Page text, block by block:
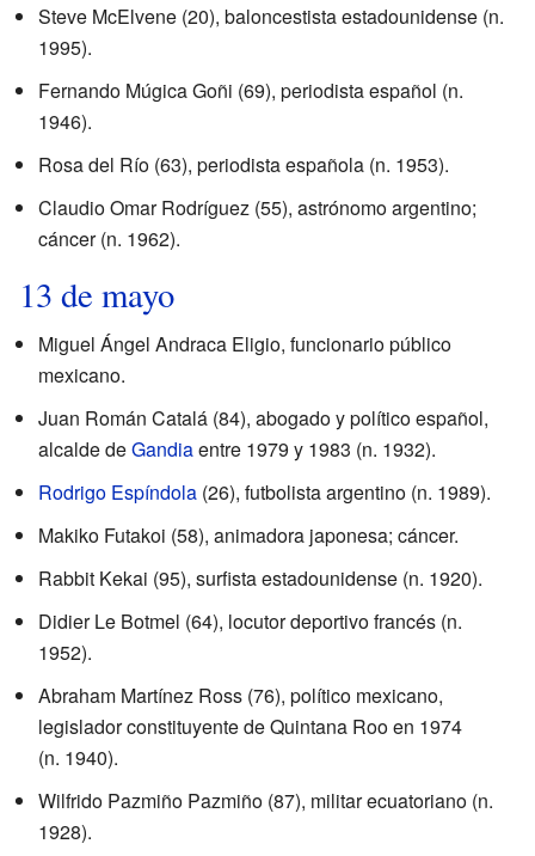
Steve McElvene (20), baloncestista estadounidense (n.
1995).
Fernando Múgica Goñi (69), periodista español (n.
1946).
Rosa del Río (63), periodista española (n. 1953).
Claudio Omar Rodríguez (55), astrónomo argentino;
cáncer (n. 1962).
13 de mayo
Miguel Ángel Andraca Eligio, funcionario público
mexicano.
Juan Román Catalá (84), abogado y político español,
alcalde deGandiaentre 1979 y 1983 (n. 1932).
Rodrigo Espíndola (26), futbolista argentino (n. 1989).
Makiko Futakoi (58), animadora japonesa; cáncer.
Rabbit Kekai (95), surfista estadounidense (n. 1920).
Didier Le Botmel (64), locutor deportivo francés (n.
1952).
Abraham Martínez Ross (76), político mexicano,
legislador constituyente de Quintana Roo en 1974
(n. 1940).
Wilfrido Pazmiño Pazmiño (87), militar ecuatoriano (n.
1928).